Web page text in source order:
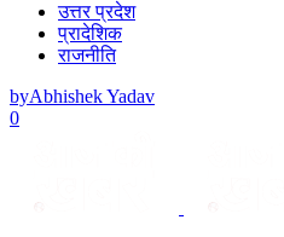
उत्तर प्रदेश
प्रादेशिक
राजनीति
byAbhishek Yadav
0